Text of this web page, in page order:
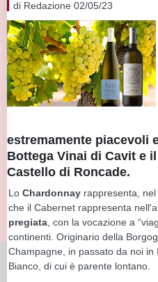
di Redazione 02/05/23
estremamente piacevoli
Bottega Vinai di Cavit e
Castello di Roncade.
Lo Chardonnay rappresenta,
che il Cabernet rappresenta
pregiata , con la vocazione a
continenti. Originario della
Champagne, in passato da noi
Bianco, di cui è parente lontano.